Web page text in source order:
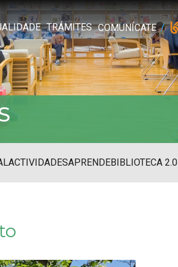
TRÁMITES COMUNÍCATE
ACTIVIDADESAPRENDEBIBLIOTECA 2.0